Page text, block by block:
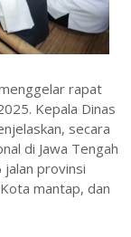
rapat
Kepala Dinas
secara
di Jawa Tengah
provinsi
mantap, dan